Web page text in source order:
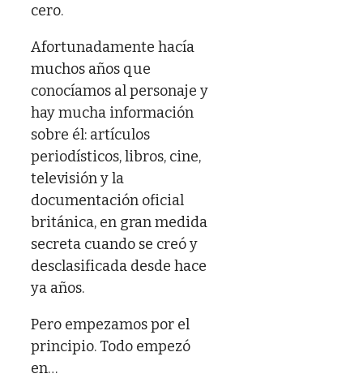
cero.
Afortunadamente hacía
muchos años que
conocíamos al personaje y
hay mucha información
sobre él: artículos
periodísticos, libros, cine,
televisión y la
documentación oficial
británica, en gran medida
secreta cuando se creó y
desclasificada desde hace
ya años.
Pero empezamos por el
principio. Todo empezó
en…